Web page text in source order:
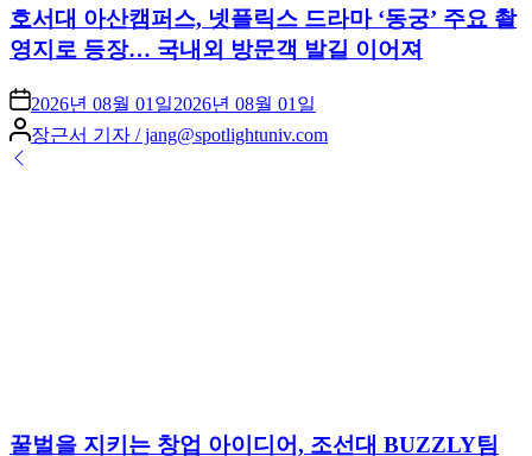
호서대 아산캠퍼스, 넷플릭스 드라마 ‘동궁’ 주요 촬
영지로 등장… 국내외 방문객 발길 이어져
2026년 08월 01일2026년 08월 01일
Posted
by
장근서 기자 / jang@spotlightuniv.com
꿀벌을 지키는 창업 아이디어, 조선대 BUZZLY팀